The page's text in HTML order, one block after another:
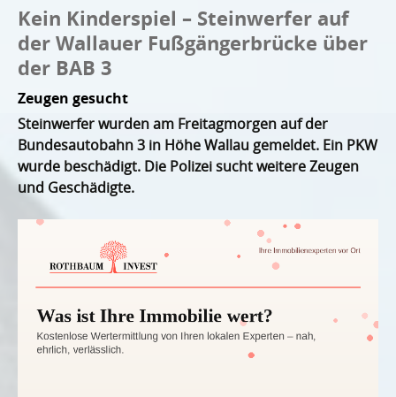
Kein Kinderspiel – Steinwerfer auf
der Wallauer Fußgängerbrücke über
der BAB 3
Zeugen gesucht
Steinwerfer wurden am Freitagmorgen auf der
Bundesautobahn 3 in Höhe Wallau gemeldet. Ein PKW
wurde beschädigt. Die Polizei sucht weitere Zeugen
und Geschädigte.